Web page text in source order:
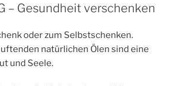
– Gesundheit verschenken
oder zum Selbstschenken.
natürlichen Ölen sind eine
und Seele.